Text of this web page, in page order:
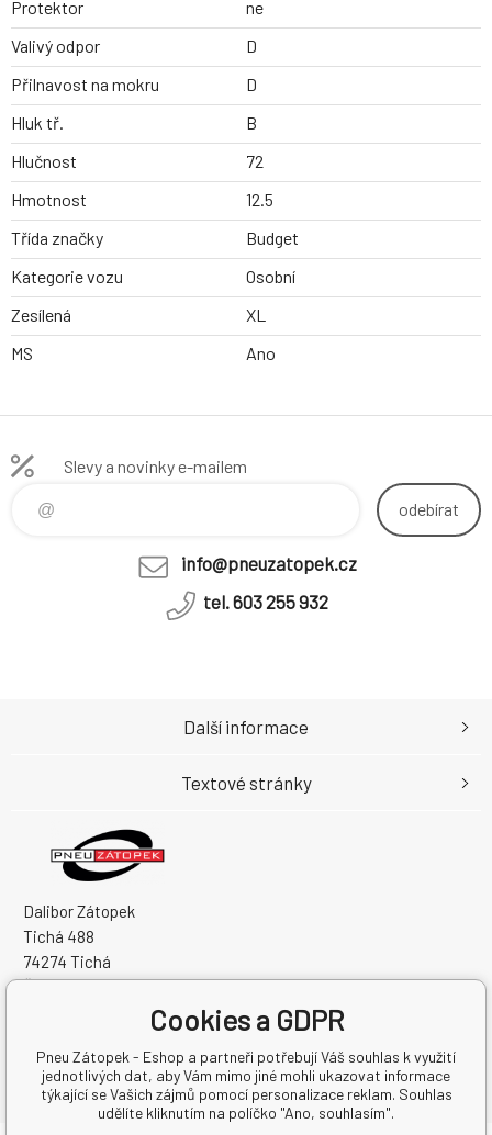
Protektor
ne
Valivý odpor
D
Přilnavost na mokru
D
Hluk tř.
B
Hlučnost
72
Hmotnost
12.5
Třída značky
Budget
Kategorie vozu
Osobní
Zesílená
XL
MS
Ano
Slevy a novinky e-mailem
odebírat
info@pneuzatopek.cz
tel. 603 255 932
Dalibor Zátopek
Tichá 488
74274 Tichá
Česká Republika
DIČ: CZ7504094994
Další informace
Textové stránky
Cookies a GDPR
Pneu Zátopek - Eshop a partneři potřebují Váš souhlas k využití
jednotlivých dat, aby Vám mimo jiné mohli ukazovat informace
týkající se Vašich zájmů pomocí personalizace reklam. Souhlas
udělíte kliknutím na políčko "Ano, souhlasím".